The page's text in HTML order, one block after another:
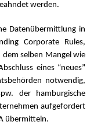
werden.
Datenübermittlung in
Corporate Rules,
selben Mangel wie
eines “neues”
notwendig,
der hamburgische
aufgefordert
übermitteln.